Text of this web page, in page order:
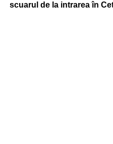
scuarul de la intrarea în